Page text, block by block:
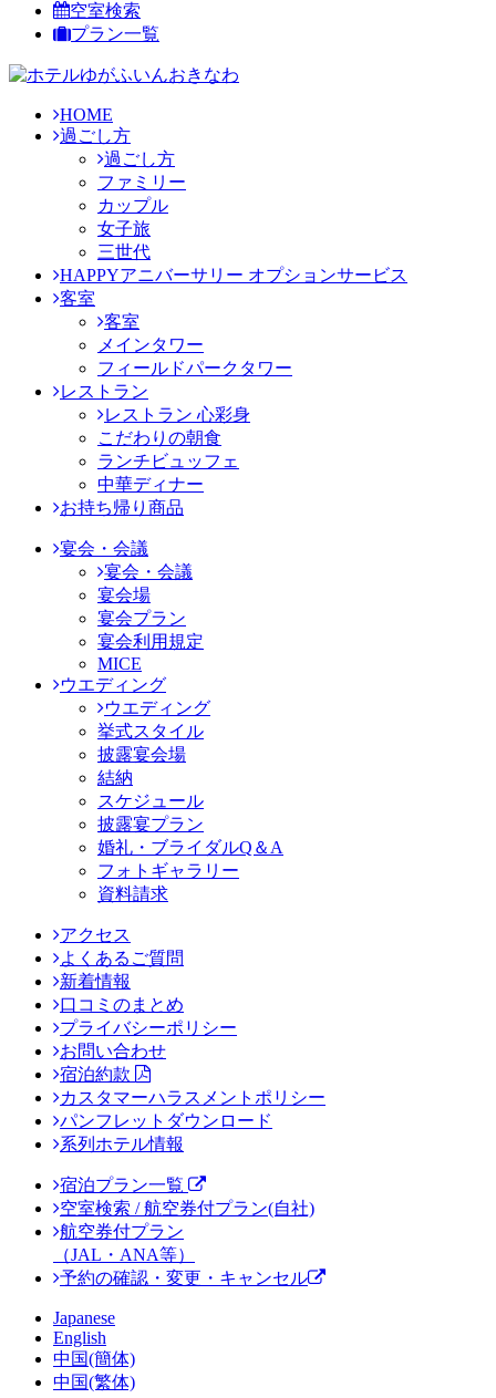
空室検索
プラン一覧
HOME
過ごし方
過ごし方
ファミリー
カップル
女子旅
三世代
HAPPYアニバーサリー オプションサービス
客室
客室
メインタワー
フィールドパークタワー
レストラン
レストラン 心彩身
こだわりの朝食
ランチビュッフェ
中華ディナー
お持ち帰り商品
宴会・会議
宴会・会議
宴会場
宴会プラン
宴会利用規定
MICE
ウエディング
ウエディング
挙式スタイル
披露宴会場
結納
スケジュール
披露宴プラン
婚礼・ブライダルQ＆A
フォトギャラリー
資料請求
アクセス
よくあるご質問
新着情報
口コミのまとめ
プライバシーポリシー
お問い合わせ
宿泊約款
カスタマーハラスメントポリシー
パンフレットダウンロード
系列ホテル情報
宿泊プラン一覧
空室検索 / 航空券付プラン(自社)
航空券付プラン
（JAL・ANA等）
予約の確認・変更・キャンセル
Japanese
English
中国(簡体)
中国(繁体)